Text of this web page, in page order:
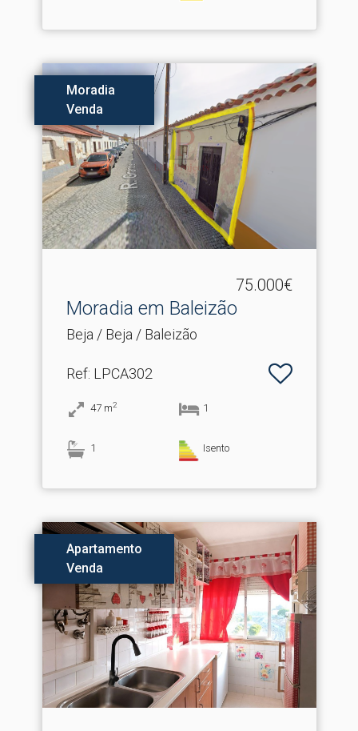
Moradia
Venda
75.000€
Moradia em Baleizão
Beja / Beja / Baleizão
Ref: LPCA302
47 m2 1
1 Isento
Apartamento
Venda